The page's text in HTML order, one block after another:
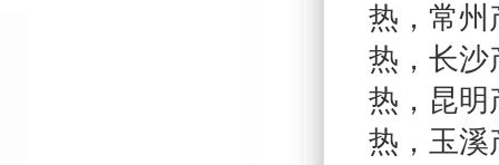
热 ， 常州
热 ， 长沙
热 ， 昆明
热 ， 玉溪